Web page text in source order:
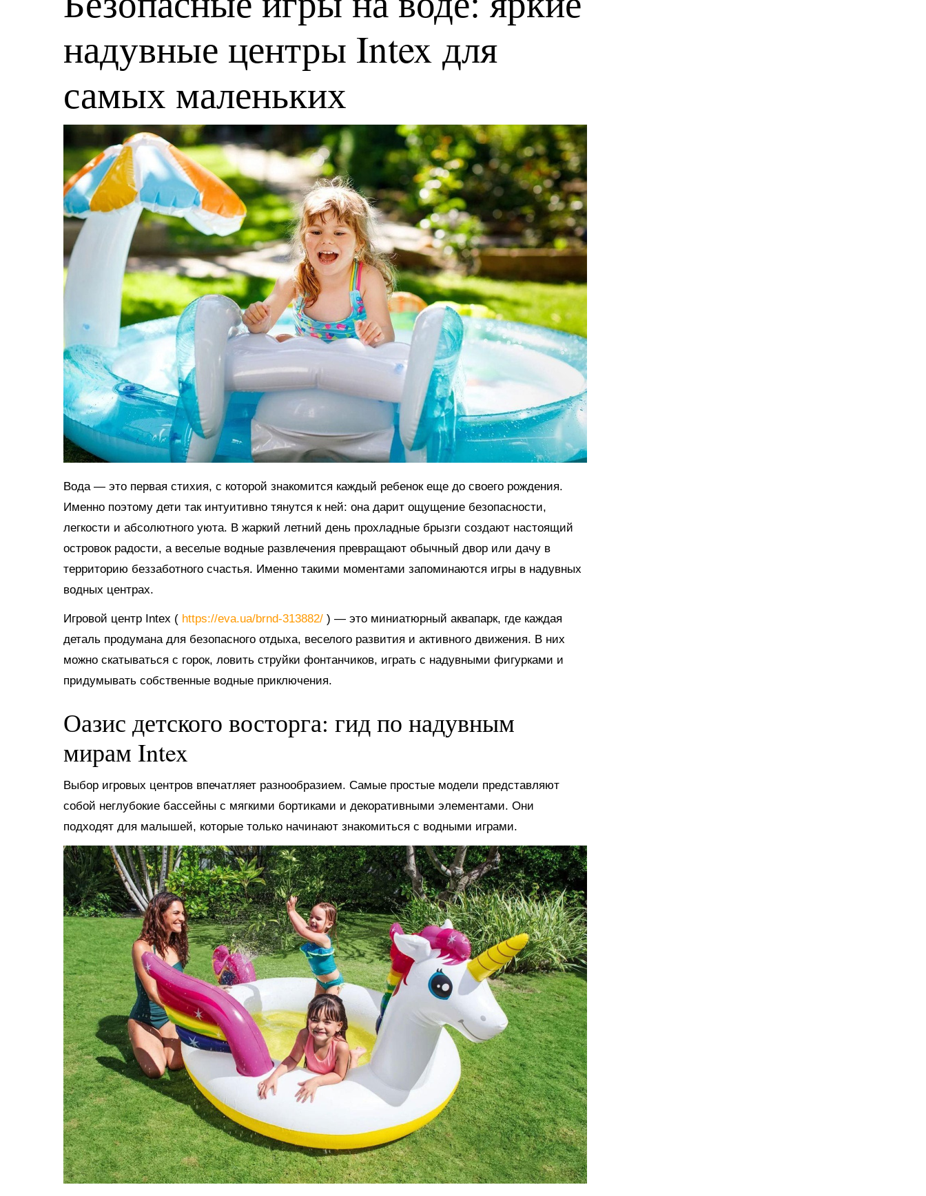
надувные центры Intex для
самых маленьких
Вода — это первая стихия, с которой знакомится каждый ребенок еще до своего рождения.
Именно поэтому дети так интуитивно тянутся к ней: она дарит ощущение безопасности,
легкости и абсолютного уюта. В жаркий летний день прохладные брызги создают настоящий
островок радости, а веселые водные развлечения превращают обычный двор или дачу в
территорию беззаботного счастья. Именно такими моментами запоминаются игры в надувных
водных центрах.
Игровой центр Intex ( https://eva.ua/brnd-313882/ ) — это миниатюрный аквапарк, где каждая
деталь продумана для безопасного отдыха, веселого развития и активного движения. В них
можно скатываться с горок, ловить струйки фонтанчиков, играть с надувными фигурками и
придумывать собственные водные приключения.
Оазис детского восторга: гид по надувным
мирам Intex
Выбор игровых центров впечатляет разнообразием. Самые простые модели представляют
собой неглубокие бассейны с мягкими бортиками и декоративными элементами. Они
подходят для малышей, которые только начинают знакомиться с водными играми.